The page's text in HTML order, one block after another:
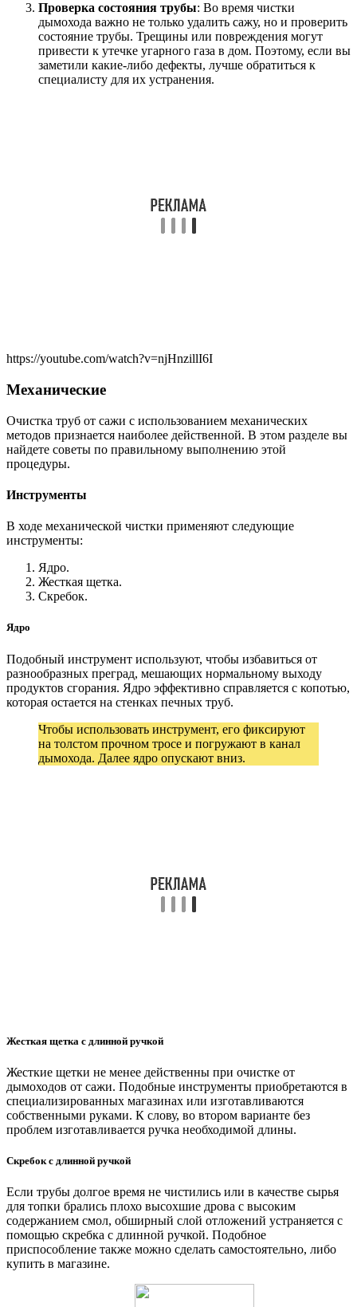
Проверка состояния трубы: Во время чистки
дымохода важно не только удалить сажу, но и проверить
состояние трубы. Трещины или повреждения могут
привести к утечке угарного газа в дом. Поэтому, если вы
заметили какие-либо дефекты, лучше обратиться к
специалисту для их устранения.
https://youtube.com/watch?v=njHnzillI6I
Механические
Очистка труб от сажи с использованием механических
методов признается наиболее действенной. В этом разделе вы
найдете советы по правильному выполнению этой
процедуры.
Инструменты
В ходе механической чистки применяют следующие
инструменты:
Ядро.
Жесткая щетка.
Скребок.
Ядро
Подобный инструмент используют, чтобы избавиться от
разнообразных преград, мешающих нормальному выходу
продуктов сгорания. Ядро эффективно справляется с копотью,
которая остается на стенках печных труб.
Чтобы использовать инструмент, его фиксируют
на толстом прочном тросе и погружают в канал
дымохода. Далее ядро опускают вниз.
Жесткая щетка с длинной ручкой
Жесткие щетки не менее действенны при очистке от
дымоходов от сажи. Подобные инструменты приобретаются в
специализированных магазинах или изготавливаются
собственными руками. К слову, во втором варианте без
проблем изготавливается ручка необходимой длины.
Скребок с длинной ручкой
Если трубы долгое время не чистились или в качестве сырья
для топки брались плохо высохшие дрова с высоким
содержанием смол, обширный слой отложений устраняется с
помощью скребка с длинной ручкой. Подобное
приспособление также можно сделать самостоятельно, либо
купить в магазине.